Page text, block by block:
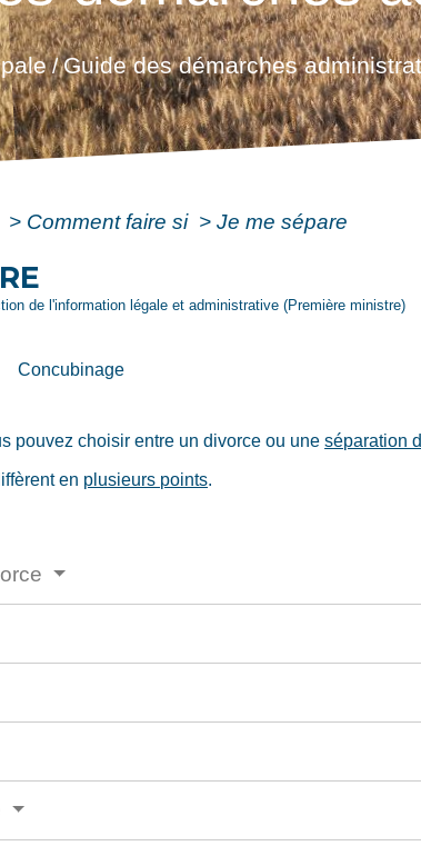
/Guide des démarches
> Comment faire si > Je me sépare
de l'information légale et administrative (Première ministre)
Concubinage
pouvez choisir entre un divorce ou uneséparation
en plusieurs points.